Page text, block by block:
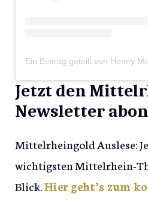
Jetzt den
Newsletter
Mittelrheingold Auslese:
wichtigsten Mittelrhein-
Blick.Hier geht’s zum